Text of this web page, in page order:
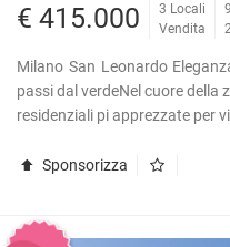
€ 415.000
3 Locali
Vendita
Milano San Leonardo
passi dal verdeNel cuore della
residenziali pi apprezzate per
Sponsorizza